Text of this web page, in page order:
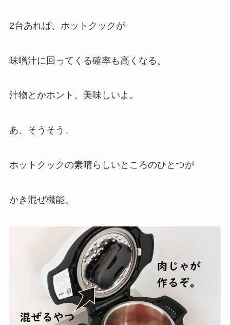
2台あれば、ホットクックが
味噌汁に回ってくる確率も高くなる。
汁物とかホント、美味しいよ。
あ、そうそう、
ホットクックの素晴らしいところのひとつが
かき混ぜ機能。